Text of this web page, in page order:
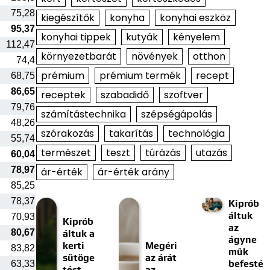
75,28
95,37
112,47
74,4
68,75
86,65
79,76
48,26
55,74
60,04
78,97
85,25
78,37
70,93
80,67
83,82
63,33
kiegészítők
konyha
konyhai eszköz
konyhai tippek
kutyák
kényelem
környezetbarát
növények
otthon
prémium
prémium termék
recept
receptek
szabadidő
szoftver
számítástechnika
szépségápolás
szórakozás
takarítás
technológia
természet
teszt túrázás
utazás
ár-érték
ár-érték arány
Kiprób
áltuk a
kerti
sütöge
Megéri
az árát
Kiprób
áltuk
az
ágyne
műk
befesté